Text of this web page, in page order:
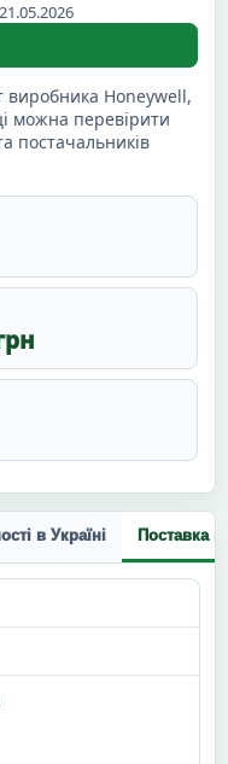
виробника Honeywell,
можна перевірити
постачальників
в Україні Поставка